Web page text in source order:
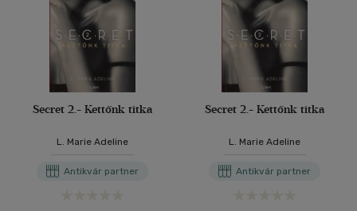
Secret 2.- Kettőnk titka
L. Marie Adeline
Antikvár partner
Secret 2.- Kettőnk titka
L. Marie Adeline
Antikvár partner